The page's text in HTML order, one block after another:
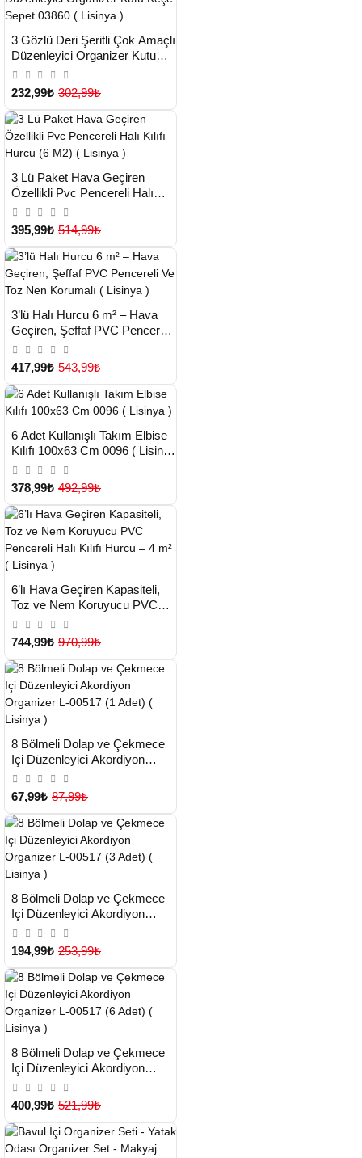
TESLİMAT
Çok Satılan Ürün
3 Gözlü Deri Şeritli Çok Amaçlı
Düzenleyici Organizer Kutu
Keçe Sepet 03860 ( Lisinya )
232,99₺ 302,99₺
TESLİMAT
3 Lü Paket Hava Geçiren
Özellikli Pvc Pencereli Halı
Kılıfı Hurcu (6 M2) ( Lisinya )
395,99₺ 514,99₺
TESLİMAT
3’lü Halı Hurcu 6 m² – Hava
Geçiren, Şeffaf PVC Pencereli
Ve Toz Nen Korumalı ( Lisinya
)
417,99₺ 543,99₺
TESLİMAT
Çok Satılan Ürün
6 Adet Kullanışlı Takım Elbise
Kılıfı 100x63 Cm 0096 ( Lisinya
)
378,99₺ 492,99₺
TESLİMAT
6’lı Hava Geçiren Kapasiteli,
Toz ve Nem Koruyucu PVC
Pencereli Halı Kılıfı Hurcu – 4
m² ( Lisinya )
744,99₺ 970,99₺
TESLİMAT
8 Bölmeli Dolap ve Çekmece
Içi Düzenleyici Akordiyon
Organizer L-00517 (1 Adet) (
Lisinya )
67,99₺ 87,99₺
TESLİMAT
8 Bölmeli Dolap ve Çekmece
Içi Düzenleyici Akordiyon
Organizer L-00517 (3 Adet) (
Lisinya )
194,99₺ 253,99₺
TESLİMAT
8 Bölmeli Dolap ve Çekmece
Içi Düzenleyici Akordiyon
Organizer L-00517 (6 Adet) (
Lisinya )
400,99₺ 521,99₺